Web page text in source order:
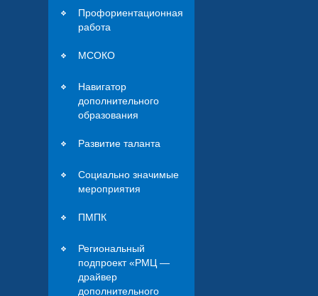
Профориентационная
работа
МСОКО
Навигатор
дополнительного
образования
Развитие таланта
Социально значимые
мероприятия
ПМПК
Региональный
подпроект «РМЦ —
драйвер
дополнительного